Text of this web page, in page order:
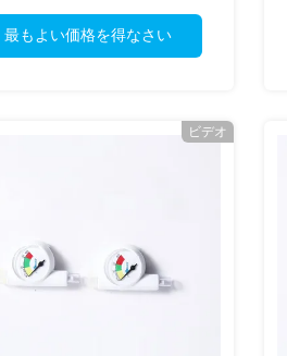
最もよい価格を得なさい
ビデオ